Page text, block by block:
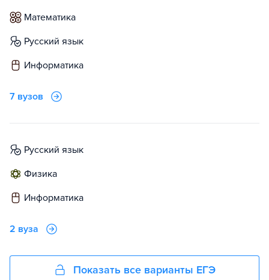
математика
русский язык
информатика
7 вузов
русский язык
физика
информатика
2 вуза
Показать все варианты ЕГЭ